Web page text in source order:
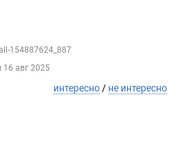
154887624_887
16 авг 2025
интересно / не интересно